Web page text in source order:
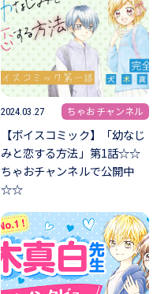
2024.03.27 ちゃおチャンネル
【ボイスコミック】「幼なじ
みと恋する方法」第1話☆☆
ちゃおチャンネルで公開中
☆☆